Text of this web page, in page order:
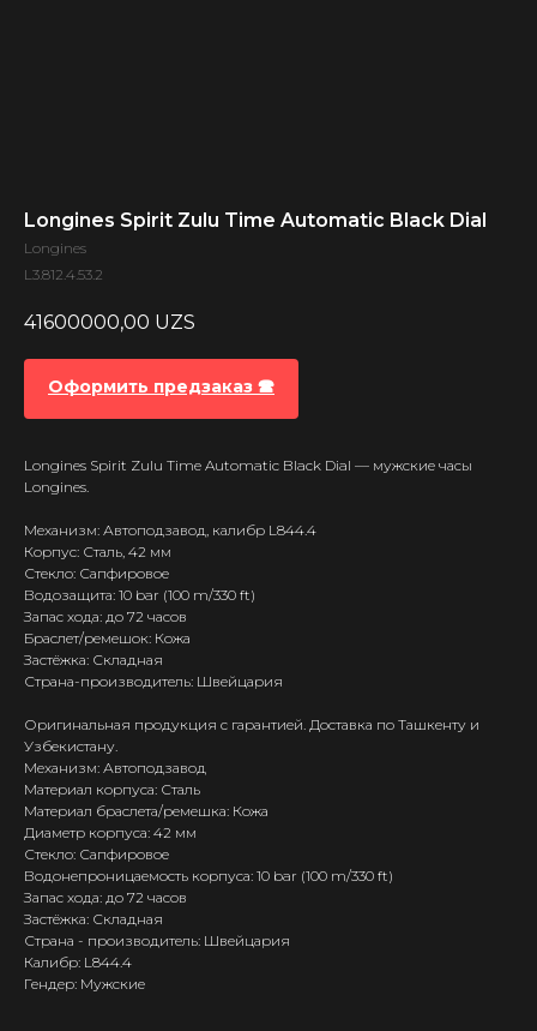
Longines Spirit Zulu Time Automatic Black Dial
Longines
L3.812.4.53.2
41600000,00 UZS
Оформить предзаказ 🕿
Longines Spirit Zulu Time Automatic Black Dial — мужские часы
Longines.
Механизм: Автоподзавод, калибр L844.4
Корпус: Сталь, 42 мм
Стекло: Сапфировое
Водозащита: 10 bar (100 m/330 ft)
Запас хода: до 72 часов
Браслет/ремешок: Кожа
Застёжка: Складная
Страна-производитель: Швейцария
Оригинальная продукция с гарантией. Доставка по Ташкенту и
Узбекистану.
Механизм: Автоподзавод
Материал корпуса: Сталь
Материал браслета/ремешка: Кожа
Диаметр корпуса: 42 мм
Стекло: Сапфировое
Водонепроницаемость корпуса: 10 bar (100 m/330 ft)
Запас хода: до 72 часов
Застёжка: Складная
Страна - производитель: Швейцария
Калибр: L844.4
Гендер: Мужские